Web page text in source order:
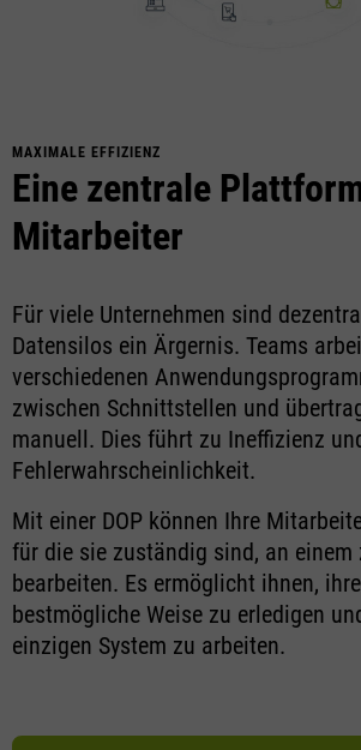
MAXIMALE EFFIZIENZ
Eine zentrale
Mitarbeiter
Für viele Unternehmen sind
Datensilos ein Ärgernis. Teams
verschiedenen
zwischen Schnittstellen und
manuell. Dies führt zu Ineffizienz
Fehlerwahrscheinlichkeit.
Mit einer DOP können Ihre
für die sie zuständig sind, an einem
bearbeiten. Es ermöglicht ihnen,
bestmögliche Weise zu erledigen
einzigen System zu arbeiten.